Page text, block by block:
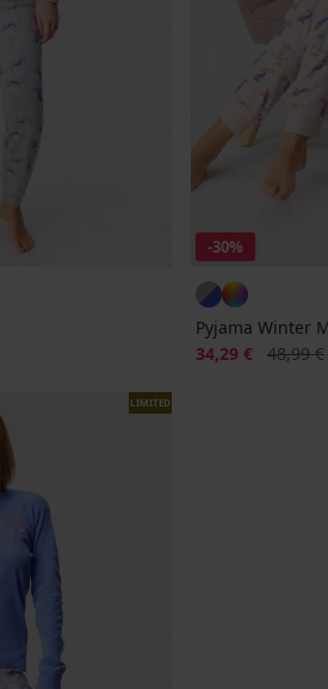
-30%
Pyjama Winter
Rabatt
34,29 € Alter Preis
48,99 €
LIMITED